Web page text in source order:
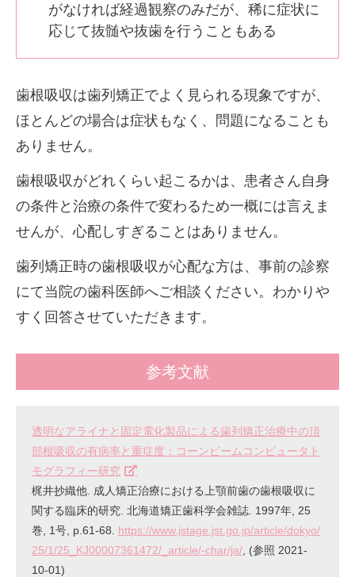
がなければ経過観察のみだが、稀に症状に
応じて抜髄や抜歯を行うこともある
歯根吸収は歯列矯正でよく見られる現象ですが、
ほとんどの場合は症状もなく、問題になることも
ありません。
歯根吸収がどれくらい起こるかは、患者さん自身
の条件と治療の条件で変わるため一概には言えま
せんが、心配しすぎることはありません。
歯列矯正時の歯根吸収が心配な方は、事前の診察
にて当院の歯科医師へご相談ください。わかりや
すく回答させていただきます。
参考文献
透明なアライナと固定電化製品による歯列矯正治療中の頂
部根吸収の有病率と重症度：コーンビームコンピュータト
モグラフィー研究
梶井抄織他. 成人矯正治療における上顎前歯の歯根吸収に
関する臨床的研究. 北海道矯正歯科学会雑誌. 1997年, 25
巻, 1号, p.61-68. https://www.jstage.jst.go.jp/article/dokyo/
25/1/25_KJ00007361472/_article/-char/ja/ , (参照 2021-
10-01)